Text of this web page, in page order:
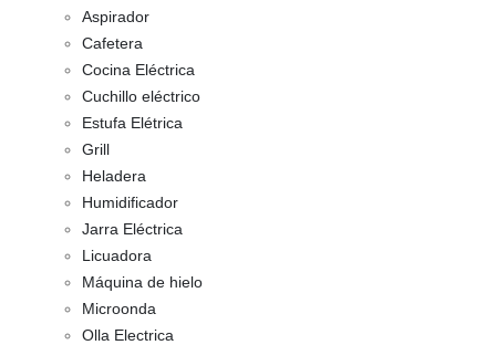
Aspirador
Cafetera
Cocina Eléctrica
Cuchillo eléctrico
Estufa Elétrica
Grill
Heladera
Humidificador
Jarra Eléctrica
Licuadora
Máquina de hielo
Microonda
Olla Electrica